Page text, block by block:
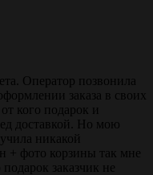
Оператор позвонила
заказа в своих
кого подарок и
доставкой. Но мою
никакой
+ фото корзины так мне
заказчик не